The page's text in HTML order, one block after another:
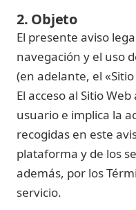
2. Objeto
El presente aviso
navegación y el uso
(en adelante, el
El acceso al Sitio
usuario e implica la
recogidas en este
plataforma y de los
además, por los
servicio.